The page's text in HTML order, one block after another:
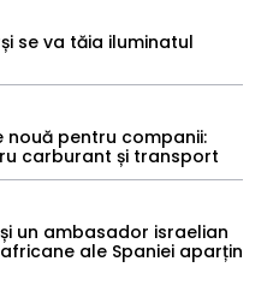
se va tăia iluminatul
nouă pentru companii:
carburant și transport
un ambasador israelian
ale Spaniei aparțin